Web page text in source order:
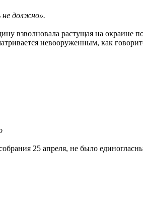
должно».
взволновала растущая на окраине
невооруженным, как
25 апреля, не было